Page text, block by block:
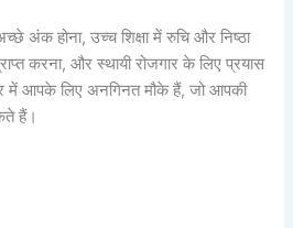
अंक होना, उच्च शिक्षा में रुचि और निष्ठा
करना, और स्थायी रोजगार के लिए प्रयास
में आपके लिए अनगिनत मौके हैं, जो आपकी
हैं।